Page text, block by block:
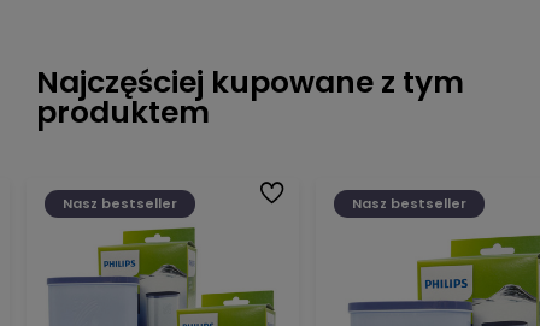
Najczęściej kupowane z tym
produktem
Nasz bestseller Nasz bestseller